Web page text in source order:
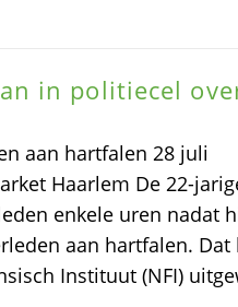
in politiecel
aan hartfalen 28 juli
Haarlem De 22-
enkele uren nadat
aan hartfalen.
Instituut (NFI)